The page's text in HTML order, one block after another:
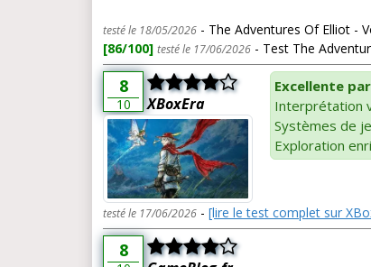
testé le 18/05/2026 - The Adventures Of Elliot -
[86/100] testé le 17/06/2026 - Test The
8
10 XBoxEra
Excellente
Interprétation
Systèmes de
Exploration
testé le 17/06/2026 - [lire le test complet sur
8